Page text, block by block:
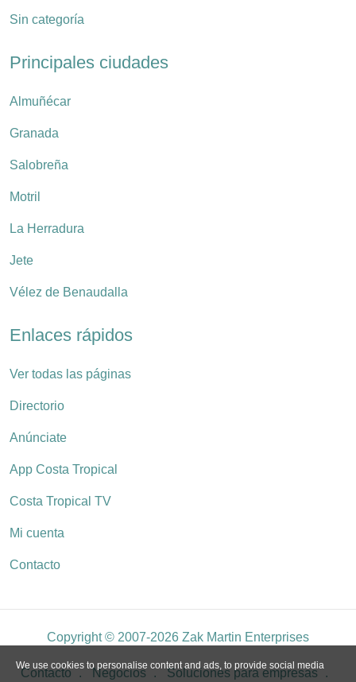
Sin categoría
Principales ciudades
Almuñécar
Granada
Salobreña
Motril
La Herradura
Jete
Vélez de Benaudalla
Enlaces rápidos
Ver todas las páginas
Directorio
Anúnciate
App Costa Tropical
Costa Tropical TV
Mi cuenta
Contacto
Copyright © 2007-2026 Zak Martin Enterprises
Contacto Negocios Soluciones para empresas
We use cookies to personalise content and ads, to provide social media